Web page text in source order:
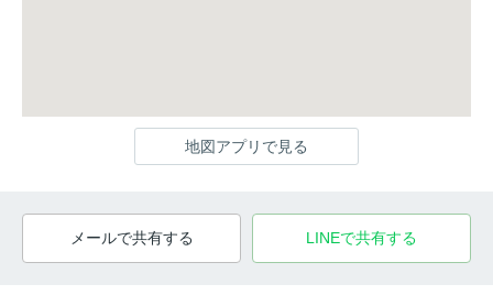
地図アプリで見る
メールで共有する LINEで共有する